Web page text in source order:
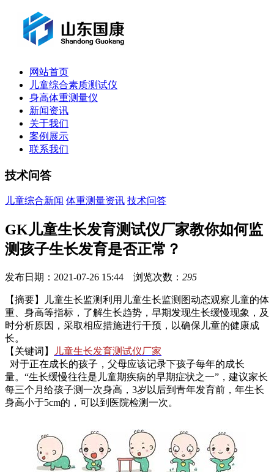
网站首页
儿童综合素质测试仪
身高体重测量仪
新闻资讯
关于我们
案例展示
联系我们
技术问答
儿童综合新闻 体重测量资讯 技术问答
GK儿童生长发育测试仪厂家教你如何监
测孩子生长发育是否正常？
发布日期：2021-07-26 15:44 浏览次数： 295
【摘要】儿童生长监测利用儿童生长监测图动态观察儿童的体
重、身高等指标，了解生长趋势，早期发现生长缓慢现象，及
时分析原因，采取相应措施进行干预，以确保儿童的健康成
长。
【关键词】
儿童生长发育测试仪厂家
对于正在成长的孩子，父母应该记录下孩子每年的成长
量。“生长缓慢往往是儿童期疾病的早期症状之一”，建议家长
每三个月给孩子测一次身高，3岁以后到青年发育前，年生长
身高小于5cm的，可以到医院检测一次。